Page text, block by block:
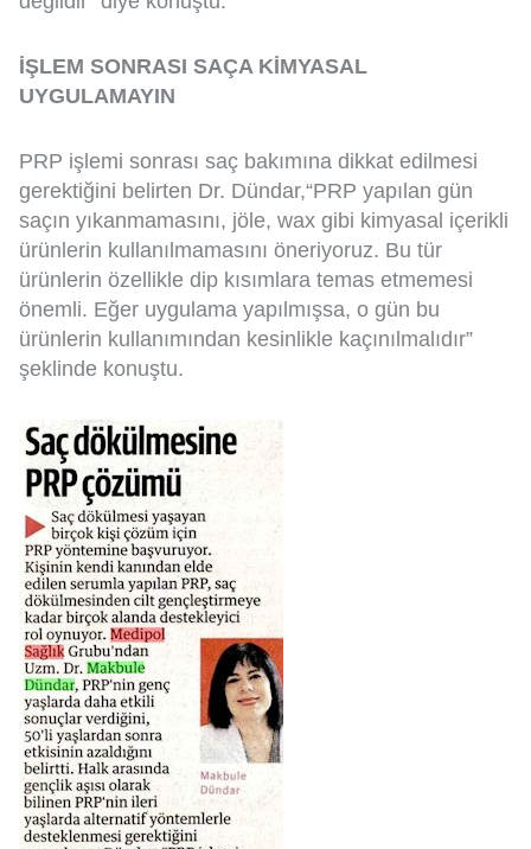
İŞLEM SONRASI SAÇA KİMYASAL
UYGULAMAYIN
PRP işlemi sonrası saç bakımına dikkat edilmesi
gerektiğini belirten Dr. Dündar,“PRP yapılan gün
saçın yıkanmamasını, jöle, wax gibi kimyasal içerikli
ürünlerin kullanılmamasını öneriyoruz. Bu tür
ürünlerin özellikle dip kısımlara temas etmemesi
önemli. Eğer uygulama yapılmışsa, o gün bu
ürünlerin kullanımından kesinlikle kaçınılmalıdır”
şeklinde konuştu.